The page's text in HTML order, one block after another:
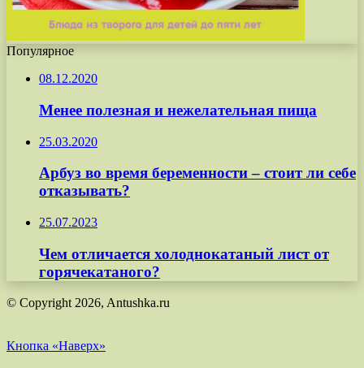
Популярное
08.12.2020
Менее полезная и нежелательная пища
25.03.2020
Арбуз во время беременности – стоит ли себе
отказывать?
25.07.2023
Чем отличается холоднокатаный лист от
горячекатаного?
© Copyright 2026, Antushka.ru
Кнопка «Наверх»